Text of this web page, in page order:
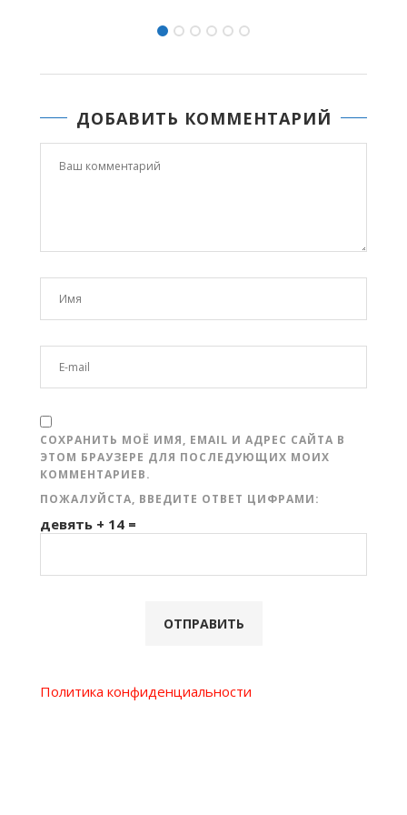
ДОБАВИТЬ КОММЕНТАРИЙ
СОХРАНИТЬ МОЁ ИМЯ, EMAIL И АДРЕС САЙТА В
ЭТОМ БРАУЗЕРЕ ДЛЯ ПОСЛЕДУЮЩИХ МОИХ
КОММЕНТАРИЕВ.
ПОЖАЛУЙСТА, ВВЕДИТЕ ОТВЕТ ЦИФРАМИ:
девять + 14 =
Политика конфиденциальности